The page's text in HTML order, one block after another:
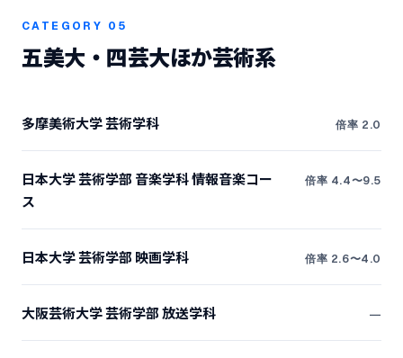
CATEGORY 05
五美大・四芸大ほか芸術系
多摩美術大学 芸術学科 倍率 2.0
日本大学 芸術学部 音楽学科 情報音楽コー
ス
倍率 4.4〜9.5
日本大学 芸術学部 映画学科 倍率 2.6〜4.0
大阪芸術大学 芸術学部 放送学科 ―